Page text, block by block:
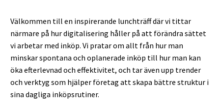
Välkommen till en inspirerande lunchträff där vi tittar
närmare på hur digitalisering håller på att förändra sättet
vi arbetar med inköp. Vi pratar om allt från hur man
minskar spontana och oplanerade inköp till hur man kan
öka efterlevnad och effektivitet, och tar även upp trender
och verktyg som hjälper företag att skapa bättre struktur i
sina dagliga inköpsrutiner.